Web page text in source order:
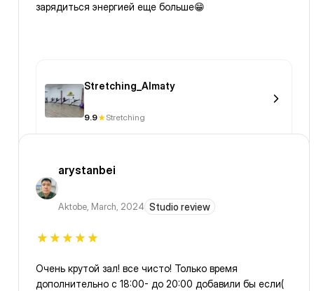
зарядиться энергией еще больше😁
Stretching_Almaty
9.9 Stretching
arystanbei
Aktobe, March, 2024 Studio review
Очень крутой зал! все чисто! Только время
дополнительно с 18:00- до 20:00 добавили бы если(